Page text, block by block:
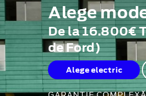
Alege
De la 16.800€
de Ford)
Alege electric